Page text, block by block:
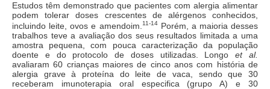
Estudos têm demonstrado que pacientes com alergia alimentar
podem tolerar doses crescentes de alérgenos conhecidos,
incluindo leite, ovos e amendoim. 11-14Porém, a maioria desses
trabalhos teve a avaliação dos seus resultados limitada a uma
amostra pequena, com pouca caracterização da população
doente e do protocolo de doses utilizadas. Longoet al.
avaliaram 60 crianças maiores de cinco anos com história de
alergia grave à proteína do leite de vaca, sendo que 30
receberam imunoterapia oral especifica (grupo A) e 30